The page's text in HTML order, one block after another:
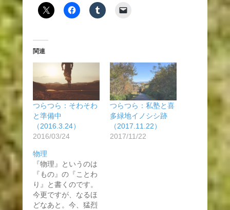
関連
つらつら：そわそわ
と準備中
（2016.3.24）
2016/03/24
つらつら：私塾と喜
多緑地イノシシ跡
（2017.11.22）
2017/11/22
物理
『物理』というのは
『もの』の『ことわ
り』と書くのです。
今更ですが、なるほ
どなあと。今、猛烈